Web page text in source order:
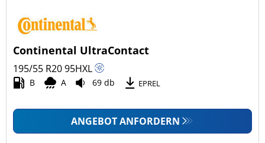
Continental UltraContact
195/55 R2095HXL
B A 69 db EPREL
ANGEBOT ANFORDERN